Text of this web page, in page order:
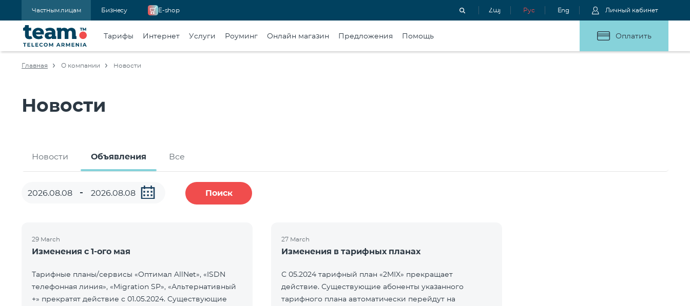
Частным лицам Бизнесу E-shop Հայ Рус Eng Личный кабинет
Тарифы Интернет Услуги Роуминг Онлайн магазин Предложения Помощь Оплатить
Главная О компании Новости
Новости
Новости Объявления Все
Поиск
29 March
Изменения с 1-ого мая
Тарифные планы/сервисы «Оптимал AllNet», «ISDN
телефонная линия», «Migration SP», «Альтернативный
+» прекратят действие с 01.05.2024. Существующие
27 March
Изменения в тарифных планах
С 05.2024 тарифный план «2MIX» прекращает
действие. Существующие абоненты указанного
тарифного плана автоматически перейдут на